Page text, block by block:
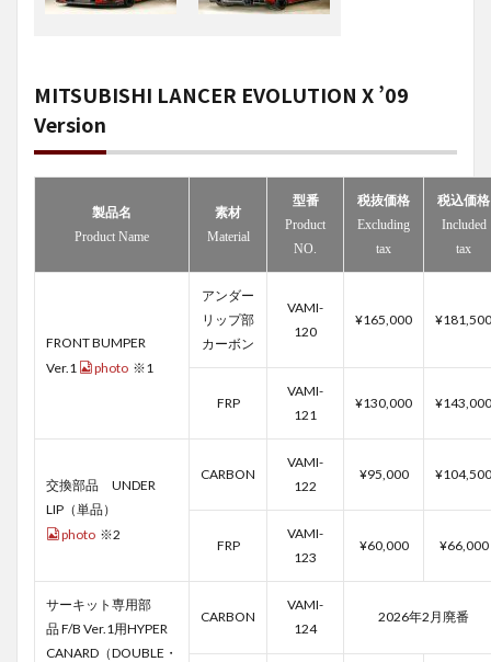
MITSUBISHI LANCER EVOLUTION X ’09
Version
製品名
Product Name
素材
Material
型番
Product
NO.
税抜価格
Excluding
tax
税込価格
Included
tax
FRONT BUMPER
Ver.1
photo ※1
アンダー
リップ部
カーボン
VAMI-
120
¥165,000 ¥181,500
FRP
VAMI-
121
¥130,000 ¥143,000
交換部品 UNDER
LIP（単品）
photo ※2
CARBON
VAMI-
122
¥95,000 ¥104,500
FRP
VAMI-
123
¥60,000 ¥66,000
サーキット専用部
品 F/B Ver.1用HYPER
CANARD（DOUBLE・
CARBON
VAMI-
124
2026年2月廃番